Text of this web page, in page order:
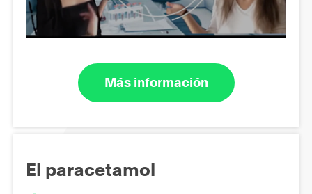
Más información
El paracetamol